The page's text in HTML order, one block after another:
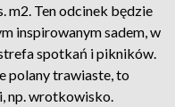
m2. Ten odcinek będzie
inspirowanym sadem, w
spotkań i pikników.
polany trawiaste, to
np. wrotkowisko.